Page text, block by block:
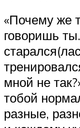
«Почему же
говоришь
мной не
тобой
разные,